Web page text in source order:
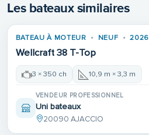
Les bateaux similaires
BATEAU À MOTEUR NEUF 2026
Wellcraft 38 T-Top
3 × 350 ch 10,9 m × 3,3 m
VENDEUR PROFESSIONNEL
Uni bateaux
20090 AJACCIO